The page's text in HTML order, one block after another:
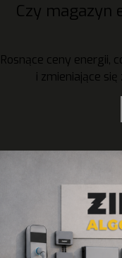
Czy magazyn
Rosnące ceny energii,
i zmieniające